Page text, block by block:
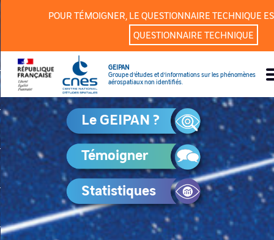
Panneau de gestion des cookies
POUR TÉMOIGNER, LE QUESTIONNAIRE TECHNIQUE
QUESTIONNAIRE TECHNIQUE
GEIPAN
Groupe d’études et d’informations sur les phénomènes
aérospatiaux non identifiés.
Le GEIPAN ?
Témoigner
Statistiques